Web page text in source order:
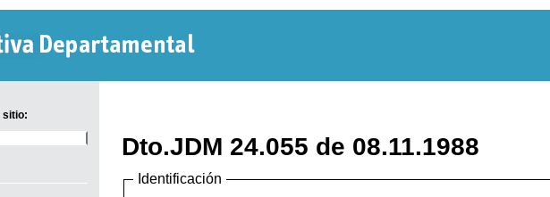
sitio:
Dto.JDM 24.055 de 08.11.1988
Identificación